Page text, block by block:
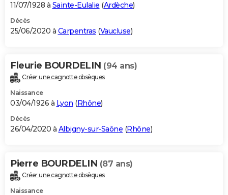
11/07/1928 à Sainte-Eulalie (Ardèche)
Décès
25/06/2020 à Carpentras (Vaucluse)
Fleurie BOURDELIN (94 ans)
Créer une cagnotte obsèques
Naissance
03/04/1926 à Lyon (Rhône)
Décès
26/04/2020 à Albigny-sur-Saône (Rhône)
Pierre BOURDELIN (87 ans)
Créer une cagnotte obsèques
Naissance